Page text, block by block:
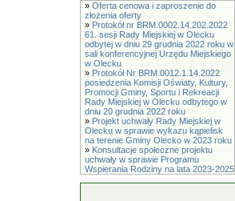
» Oferta cenowa i zaproszenie do
złożenia oferty
» Protokół nr BRM.0002.14.202.2022
61. sesji Rady Miejskiej w Olecku
odbytej w dniu 29 grudnia 2022 roku w
sali konferencyjnej Urzędu Miejskiego
w Olecku
» Protokół Nr BRM.0012.1.14.2022
posiedzenia Komisji Oświaty, Kultury,
Promocji Gminy, Sportu i Rekreacji
Rady Miejskiej w Olecku odbytego w
dniu 20 grudnia 2022 roku
» Projekt uchwały Rady Miejskiej w
Olecku w sprawie wykazu kąpielisk
na terenie Gminy Olecko w 2023 roku
» Konsultacje społeczne projektu
uchwały w sprawie Programu
Wspierania Rodziny na lata 2023-2025